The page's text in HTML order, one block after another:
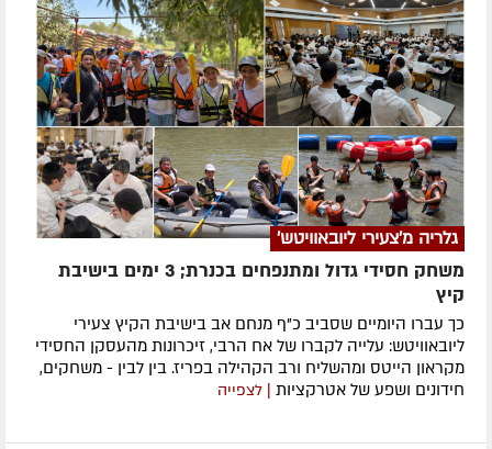
גלריה מ'צעירי ליובאוויטש'
משחק חסידי גדול ומתנפחים בכנרת; 3 ימים בישיבת
קיץ
כך עברו היומיים שסביב כ"ף מנחם אב בישיבת הקיץ צעירי
ליובאוויטש: עלייה לקברו של אח הרבי, זיכרונות מהעסקן החסידי
מקראון הייטס ומהשליח ורב הקהילה בפריז. בין לבין - משחקים,
חידונים ושפע של אטרקציות
| לצפייה